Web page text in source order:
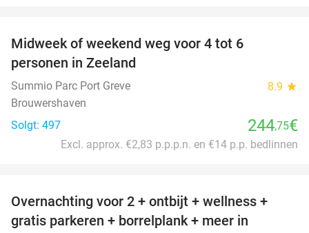
Midweek of weekend weg voor 4 tot 6
personen in Zeeland
Summio Parc Port Greve 8.9 star
Brouwershaven
Solgt: 497
244,75€
Excl. approx. €2,83 p.p.p.n. en €14 p.p. bedlinnen
33%
Overnachting voor 2 + ontbijt + wellness +
gratis parkeren + borrelplank + meer in